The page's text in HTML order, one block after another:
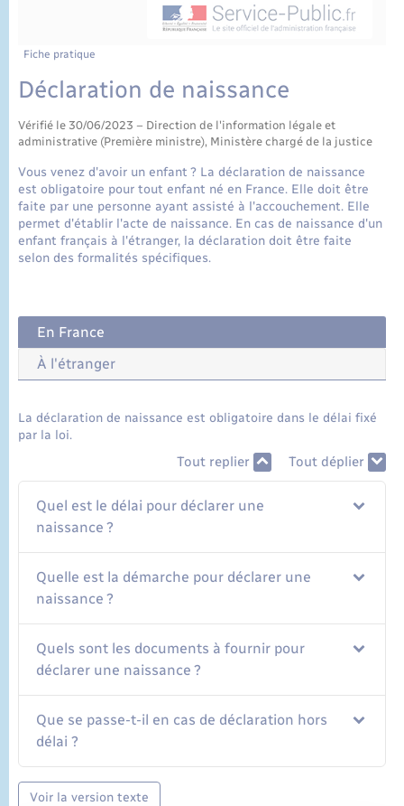
Fiche pratique
Déclaration de naissance
Vérifié le 30/06/2023 – Direction de l'information légale et
administrative (Première ministre), Ministère chargé de la justice
Vous venez d'avoir un enfant ? La déclaration de naissance
est obligatoire pour tout enfant né en France. Elle doit être
faite par une personne ayant assisté à l'accouchement. Elle
permet d'établir l'acte de naissance. En cas de naissance d'un
enfant français à l'étranger, la déclaration doit être faite
selon des formalités spécifiques.
En France
À l'étranger
La déclaration de naissance est obligatoire dans le délai fixé
par la loi.
Tout replier Tout déplier
Quel est le délai pour déclarer une
naissance ?
Quelle est la démarche pour déclarer une
naissance ?
Quels sont les documents à fournir pour
déclarer une naissance ?
Que se passe-t-il en cas de déclaration hors
délai ?
Voir la version texte